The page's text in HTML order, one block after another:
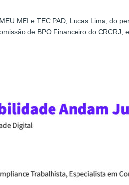
MEI e TEC PAD; Lucas Lima, do
de BPO Financeiro do CRCRJ;